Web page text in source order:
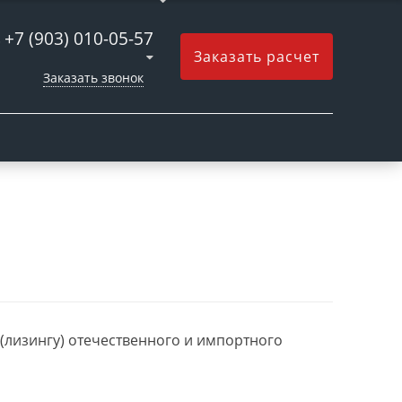
+7 (903) 010-05-57
Заказать звонок
Заказать расчет
отечественного и импортного